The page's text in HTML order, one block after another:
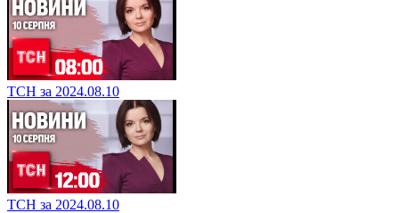
ТСН за 2024.08.10
ТСН за 2024.08.10